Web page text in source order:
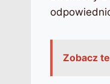
Zobacz